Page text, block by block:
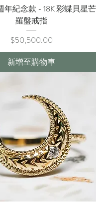
年紀念款 - 18K 彩蝶貝星芒
羅盤戒指
價格
$50,500.00
新增至購物車